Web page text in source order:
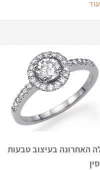
האחרונה בעיצוב טבעות